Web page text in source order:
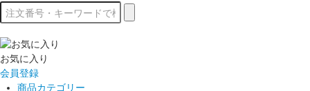
お気に入り
会員登録
商品カテゴリー